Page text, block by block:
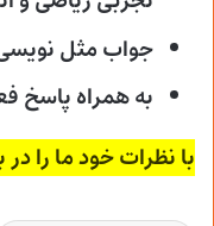
جواب مثل نویسی
به همراه پاسخ
با نظرات خود ما را